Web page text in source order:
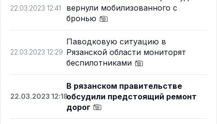
22.03.2023 12:41
вернули мобилизованного с
бронью
22.03.2023 12:29
Паводковую ситуацию в
Рязанской области мониторят
беспилотниками
22.03.2023 12:18
В рязанском правительстве
обсудили предстоящий ремонт
дорог